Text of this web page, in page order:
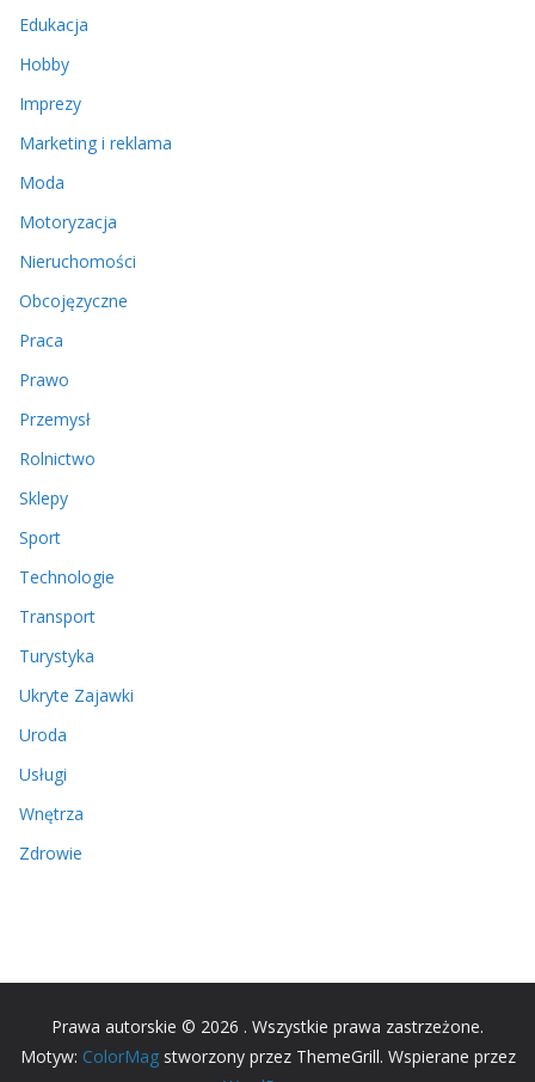
Edukacja
Hobby
Imprezy
Marketing i reklama
Moda
Motoryzacja
Nieruchomości
Obcojęzyczne
Praca
Prawo
Przemysł
Rolnictwo
Sklepy
Sport
Technologie
Transport
Turystyka
Ukryte Zajawki
Uroda
Usługi
Wnętrza
Zdrowie
Prawa autorskie © 2026 . Wszystkie prawa zastrzeżone.
Motyw: ColorMagstworzony przez ThemeGrill. Wspierane przez